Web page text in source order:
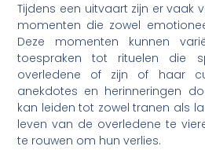
Tijdens een uitvaart zijn er vaak
momenten die zowel
Deze momenten kunnen
toespraken tot rituelen die
overledene of zijn of haar
anekdotes en herinneringen
kan leiden tot zowel tranen als
leven van de overledene te
te rouwen om hun verlies.